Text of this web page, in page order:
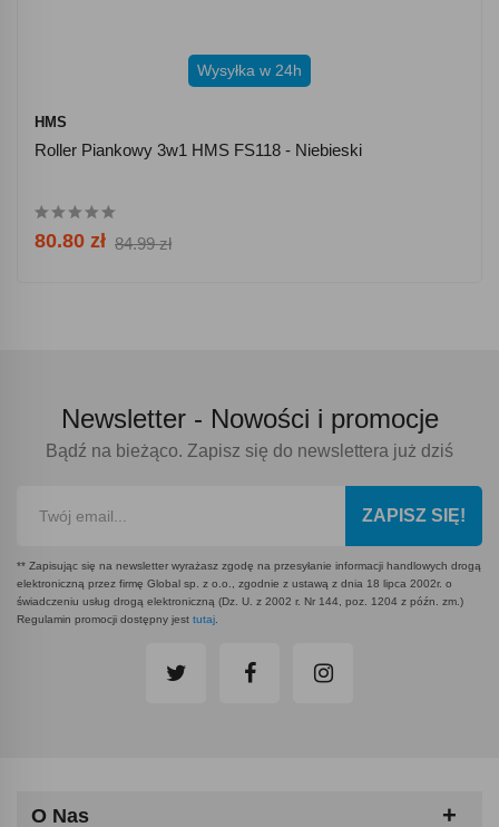
Wysyłka w 24h
HMS
Roller Piankowy 3w1 HMS FS118 - Niebieski
80.80 zł 84.99 zł
Newsletter - Nowości i promocje
Bądź na bieżąco. Zapisz się do newslettera już dziś
ZAPISZ SIĘ!
** Zapisując się na newsletter wyrażasz zgodę na przesyłanie informacji handlowych drogą
elektroniczną przez firmę Global sp. z o.o., zgodnie z ustawą z dnia 18 lipca 2002r. o
świadczeniu usług drogą elektroniczną (Dz. U. z 2002 r. Nr 144, poz. 1204 z późn. zm.)
Regulamin promocji dostępny jest tutaj
O Nas